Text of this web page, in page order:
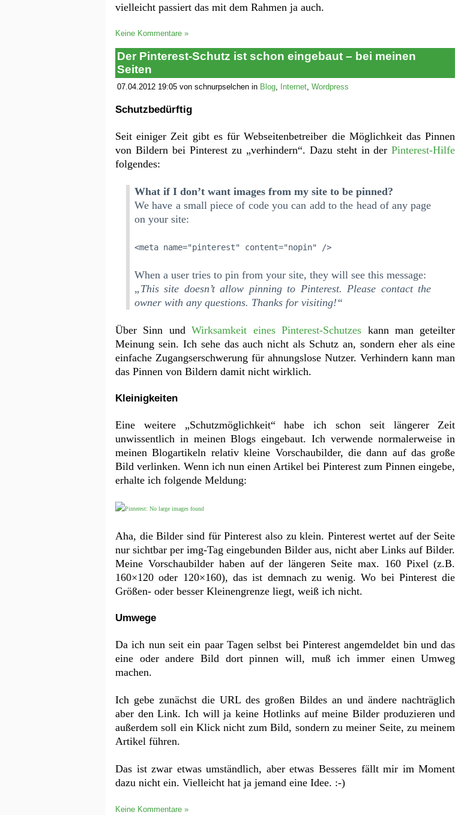
vielleicht passiert das mit dem Rahmen ja auch.
Keine Kommentare »
Der Pinterest-Schutz ist schon eingebaut – bei meinen
Seiten
07.04.2012 19:05 von schnurpselchen in Blog, Internet, Wordpress
Schutzbedürftig
Seit einiger Zeit gibt es für Webseitenbetreiber die Möglichkeit das Pinnen
von Bildern bei Pinterest zu „verhindern“. Dazu steht in derPinterest-Hilfe
folgendes:
What if I don’t want images from my site to be pinned?
We have a small piece of code you can add to the head of any page
on your site:
<meta name="pinterest" content="nopin" />
When a user tries to pin from your site, they will see this message:
„This site doesn’t allow pinning to Pinterest. Please contact the
owner with any questions. Thanks for visiting!“
Über Sinn undWirksamkeit eines Pinterest-Schutzes kann man geteilter
Meinung sein. Ich sehe das auch nicht als Schutz an, sondern eher als eine
einfache Zugangserschwerung für ahnungslose Nutzer. Verhindern kann man
das Pinnen von Bildern damit nicht wirklich.
Kleinigkeiten
Eine weitere „Schutzmöglichkeit“ habe ich schon seit längerer Zeit
unwissentlich in meinen Blogs eingebaut. Ich verwende normalerweise in
meinen Blogartikeln relativ kleine Vorschaubilder, die dann auf das große
Bild verlinken. Wenn ich nun einen Artikel bei Pinterest zum Pinnen eingebe,
erhalte ich folgende Meldung:
Aha, die Bilder sind für Pinterest also zu klein. Pinterest wertet auf der Seite
nur sichtbar per img-Tag eingebunden Bilder aus, nicht aber Links auf Bilder.
Meine Vorschaubilder haben auf der längeren Seite max. 160 Pixel (z.B.
160×120 oder 120×160), das ist demnach zu wenig. Wo bei Pinterest die
Größen- oder besser Kleinengrenze liegt, weiß ich nicht.
Umwege
Da ich nun seit ein paar Tagen selbst bei Pinterest angemdeldet bin und das
eine oder andere Bild dort pinnen will, muß ich immer einen Umweg
machen.
Ich gebe zunächst die URL des großen Bildes an und ändere nachträglich
aber den Link. Ich will ja keine Hotlinks auf meine Bilder produzieren und
außerdem soll ein Klick nicht zum Bild, sondern zu meiner Seite, zu meinem
Artikel führen.
Das ist zwar etwas umständlich, aber etwas Besseres fällt mir im Moment
dazu nicht ein. Vielleicht hat ja jemand eine Idee. :-)
Keine Kommentare »